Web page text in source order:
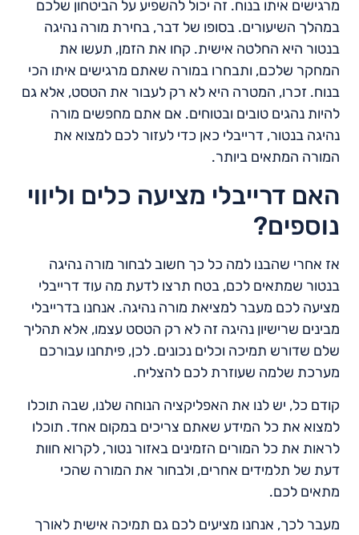
מרגישים איתו בנוח. זה יכול להשפיע על הביטחון שלכם
במהלך השיעורים. בסופו של דבר, בחירת מורה נהיגה
בנטור היא החלטה אישית. קחו את הזמן, תעשו את
המחקר שלכם, ותבחרו במורה שאתם מרגישים איתו הכי
בנוח. זכרו, המטרה היא לא רק לעבור את הטסט, אלא גם
להיות נהגים טובים ובטוחים. אם אתם מחפשים מורה
נהיגה בנטור, דרייבלי כאן כדי לעזור לכם למצוא את
המורה המתאים ביותר.
האם דרייבלי מציעה כלים וליווי
נוספים?
אז אחרי שהבנו למה כל כך חשוב לבחור מורה נהיגה
בנטור שמתאים לכם, בטח תרצו לדעת מה עוד דרייבלי
מציעה לכם מעבר למציאת מורה נהיגה. אנחנו בדרייבלי
מבינים שרישיון נהיגה זה לא רק הטסט עצמו, אלא תהליך
שלם שדורש תמיכה וכלים נכונים. לכן, פיתחנו עבורכם
מערכת שלמה שעוזרת לכם להצליח.
קודם כל, יש לנו את האפליקציה הנוחה שלנו, שבה תוכלו
למצוא את כל המידע שאתם צריכים במקום אחד. תוכלו
לראות את כל המורים הזמינים באזור נטור, לקרוא חוות
דעת של תלמידים אחרים, ולבחור את המורה שהכי
מתאים לכם.
מעבר לכך, אנחנו מציעים לכם גם תמיכה אישית לאורך